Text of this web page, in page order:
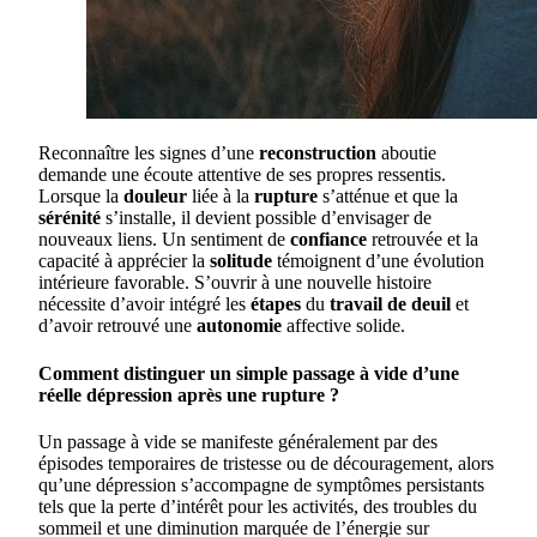
Reconnaître les signes d’une reconstruction aboutie
demande une écoute attentive de ses propres ressentis.
Lorsque la douleur liée à la rupture s’atténue et que la
sérénité s’installe, il devient possible d’envisager de
nouveaux liens. Un sentiment de confiance retrouvée et la
capacité à apprécier la solitude témoignent d’une évolution
intérieure favorable. S’ouvrir à une nouvelle histoire
nécessite d’avoir intégré les étapes du travail de deuil et
d’avoir retrouvé une autonomie affective solide.
Comment distinguer un simple passage à vide d’une
réelle dépression après une rupture ?
Un passage à vide se manifeste généralement par des
épisodes temporaires de tristesse ou de découragement, alors
qu’une dépression s’accompagne de symptômes persistants
tels que la perte d’intérêt pour les activités, des troubles du
sommeil et une diminution marquée de l’énergie sur